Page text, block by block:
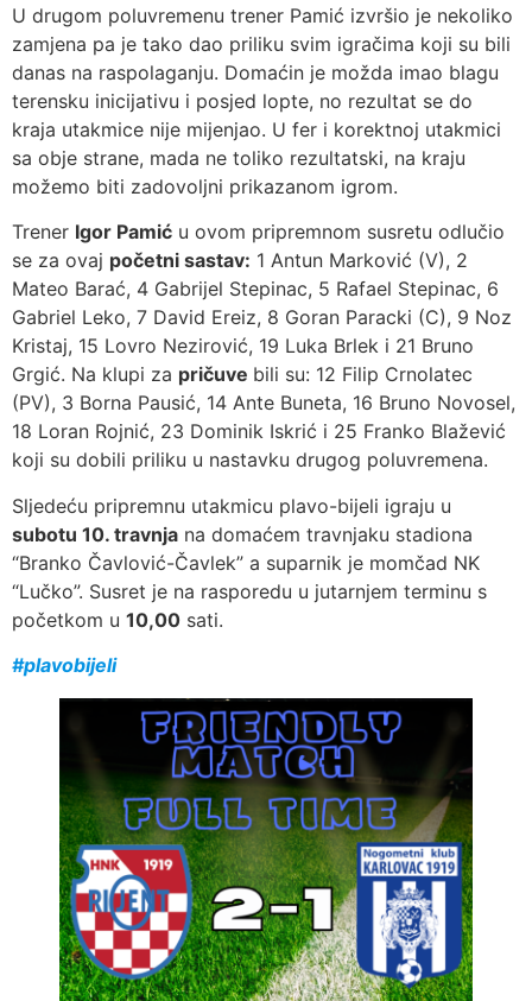
U drugom poluvremenu trener Pamić izvršio je nekoliko
zamjena pa je tako dao priliku svim igračima koji su bili
danas na raspolaganju. Domaćin je možda imao blagu
terensku inicijativu i posjed lopte, no rezultat se do
kraja utakmice nije mijenjao. U fer i korektnoj utakmici
sa obje strane, mada ne toliko rezultatski, na kraju
možemo biti zadovoljni prikazanom igrom.
Trener Igor Pamić u ovom pripremnom susretu odlučio
se za ovaj početni sastav: 1 Antun Marković (V), 2
Mateo Barać, 4 Gabrijel Stepinac, 5 Rafael Stepinac, 6
Gabriel Leko, 7 David Ereiz, 8 Goran Paracki (C), 9 Noz
Kristaj, 15 Lovro Nezirović, 19 Luka Brlek i 21 Bruno
Grgić. Na klupi za pričuve bili su: 12 Filip Crnolatec
(PV), 3 Borna Pausić, 14 Ante Buneta, 16 Bruno Novosel,
18 Loran Rojnić, 23 Dominik Iskrić i 25 Franko Blažević
koji su dobili priliku u nastavku drugog poluvremena.
Sljedeću pripremnu utakmicu plavo-bijeli igraju u
subotu 10. travnja na domaćem travnjaku stadiona
“Branko Čavlović-Čavlek” a suparnik je momčad NK
“Lučko”. Susret je na rasporedu u jutarnjem terminu s
početkom u 10,00 sati.
#plavobijeli